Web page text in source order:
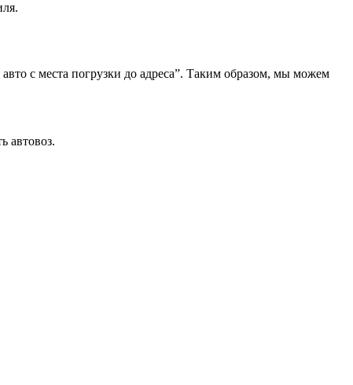
с места погрузки до адреса”. Таким образом, мы можем
автовоз.